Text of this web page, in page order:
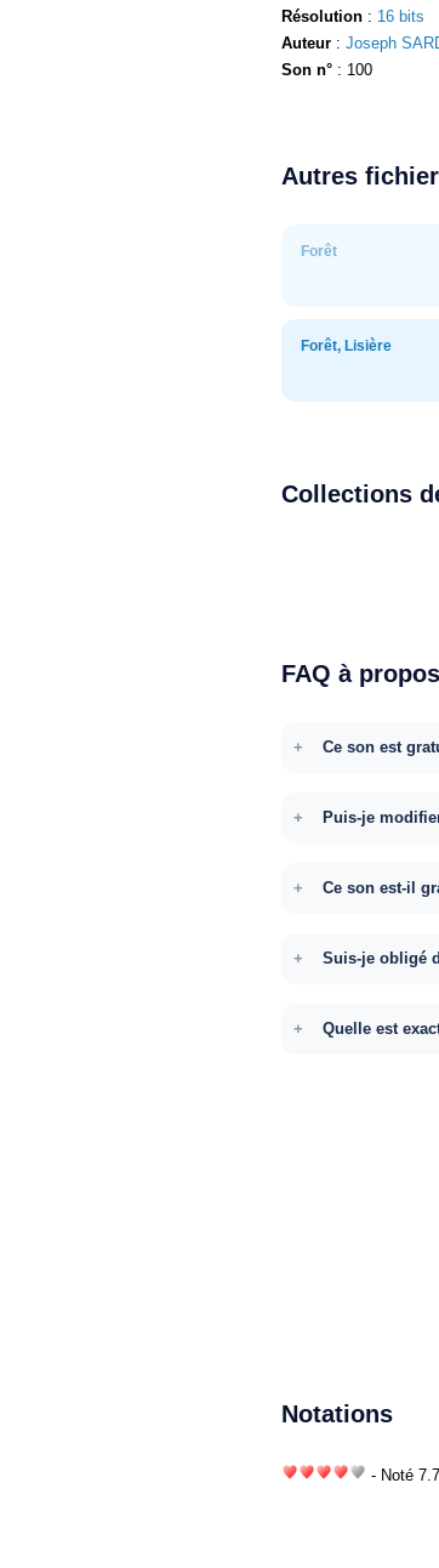
Résolution : 16 bits
Auteur : Joseph
Son n° : 100
Autres
Forêt
Forêt, Lisière
Collections
FAQ à
Ce son est
Puis-je
Ce son est-il
Suis-je obligé
Quelle est
Notations
- Noté 7.7